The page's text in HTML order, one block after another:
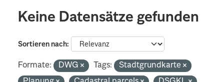
Keine Datensätze gefunden
Sortieren nach
Formate: DWG Tags:
Stadtgrundkarte